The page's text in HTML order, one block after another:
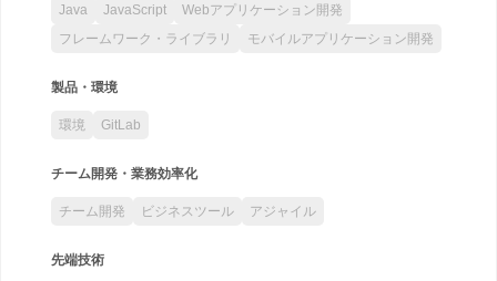
Java JavaScript
Webアプリケーション開発
フレームワーク・ライブラリ
モバイルアプリケーション開発
製品・環境
環境 GitLab
チーム開発・業務効率化
チーム開発 ビジネスツール アジャイル
先端技術